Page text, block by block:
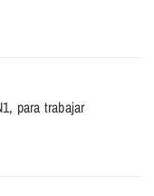
para trabajar